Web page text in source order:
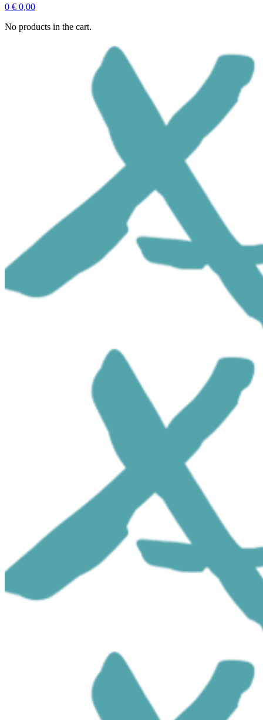
0 € 0,00
No products in the cart.